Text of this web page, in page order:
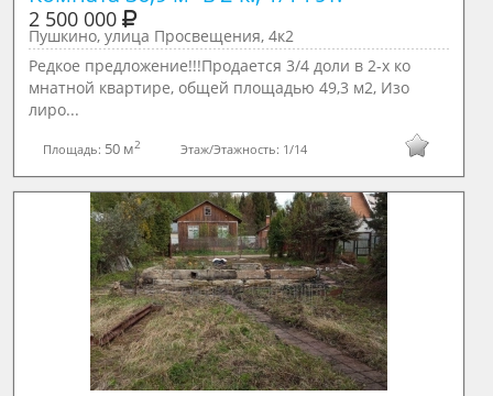
2 500 000
Пушкино, улица Просвещения, 4к2
Редкое предложение!!!Продается 3/4 доли в 2-х ко
мнатной квартире, общей площадью 49,3 м2, Изо
лиро...
Площадь: 50 м2 Этаж/Этажность: 1/14